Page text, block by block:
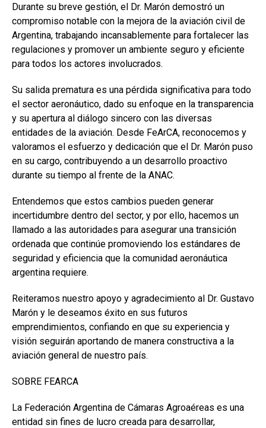
Durante su breve gestión, el Dr. Marón demostró un
compromiso notable con la mejora de la aviación civil de
Argentina, trabajando incansablemente para fortalecer las
regulaciones y promover un ambiente seguro y eficiente
para todos los actores involucrados.
Su salida prematura es una pérdida significativa para todo
el sector aeronáutico, dado su enfoque en la transparencia
y su apertura al diálogo sincero con las diversas
entidades de la aviación. Desde FeArCA, reconocemos y
valoramos el esfuerzo y dedicación que el Dr. Marón puso
en su cargo, contribuyendo a un desarrollo proactivo
durante su tiempo al frente de la ANAC.
Entendemos que estos cambios pueden generar
incertidumbre dentro del sector, y por ello, hacemos un
llamado a las autoridades para asegurar una transición
ordenada que continúe promoviendo los estándares de
seguridad y eficiencia que la comunidad aeronáutica
argentina requiere.
Reiteramos nuestro apoyo y agradecimiento al Dr. Gustavo
Marón y le deseamos éxito en sus futuros
emprendimientos, confiando en que su experiencia y
visión seguirán aportando de manera constructiva a la
aviación general de nuestro país.
SOBRE FEARCA
La Federación Argentina de Cámaras Agroaéreas es una
entidad sin fines de lucro creada para desarrollar,